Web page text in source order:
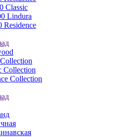
Classic
Lindura
Residence
Collection
Collection